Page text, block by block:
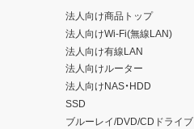
法人向け商品トップ
法人向けWi-Fi(無線LAN)
法人向け有線LAN
法人向けルーター
法人向けNAS・HDD
SSD
ブルーレイ/DVD/CDドライブ